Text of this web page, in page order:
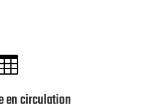
en circulation